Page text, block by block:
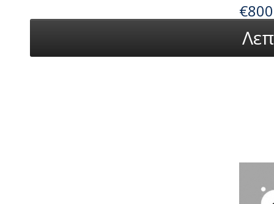
€800